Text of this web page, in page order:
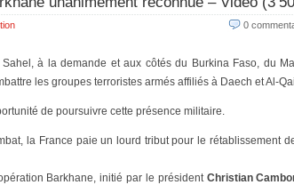
0
à la demande et aux côtés du Burkina Faso, du
les groupes terroristes armés affiliés à Daech et Al-
de poursuivre cette présence militaire.
la France paie un lourd tribut pour le rétablissement
Barkhane, initié par le président Christian